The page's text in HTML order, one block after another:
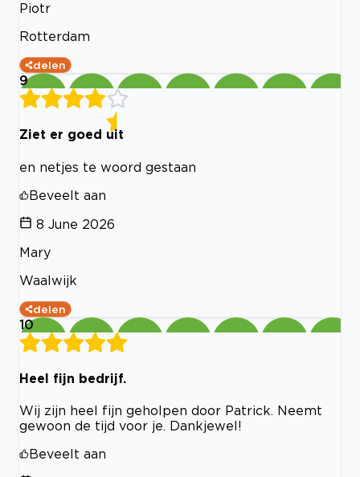
Piotr
Rotterdam
delen
9
Ziet er goed uit
en netjes te woord gestaan
Beveelt aan
8 June 2026
Mary
Waalwijk
delen
10
Heel fijn bedrijf.
Wij zijn heel fijn geholpen door Patrick. Neemt
gewoon de tijd voor je. Dankjewel!
Beveelt aan